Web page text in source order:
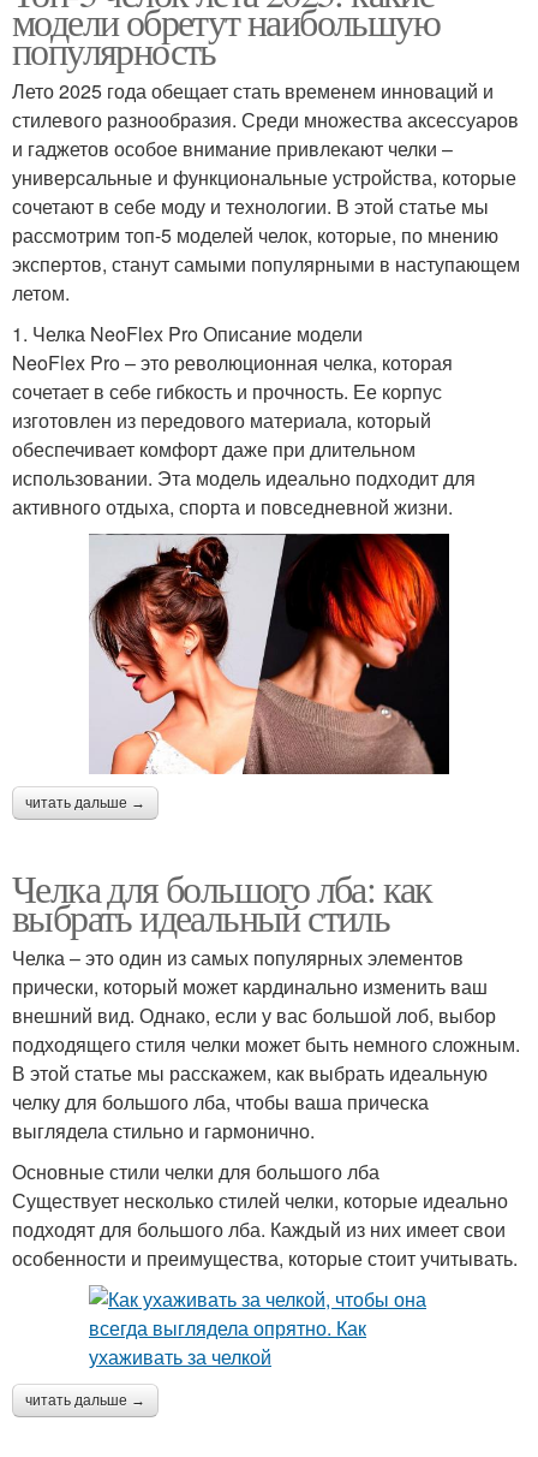
модели обретут наибольшую
популярность
Лето 2025 года обещает стать временем инноваций и
стилевого разнообразия. Среди множества аксессуаров
и гаджетов особое внимание привлекают челки –
универсальные и функциональные устройства, которые
сочетают в себе моду и технологии. В этой статье мы
рассмотрим топ-5 моделей челок, которые, по мнению
экспертов, станут самыми популярными в наступающем
летом.
1. Челка NeoFlex Pro Описание модели
NeoFlex Pro – это революционная челка, которая
сочетает в себе гибкость и прочность. Ее корпус
изготовлен из передового материала, который
обеспечивает комфорт даже при длительном
использовании. Эта модель идеально подходит для
активного отдыха, спорта и повседневной жизни.
читать дальше →
Челка для большого лба: как
выбрать идеальный стиль
Челка – это один из самых популярных элементов
прически, который может кардинально изменить ваш
внешний вид. Однако, если у вас большой лоб, выбор
подходящего стиля челки может быть немного сложным.
В этой статье мы расскажем, как выбрать идеальную
челку для большого лба, чтобы ваша прическа
выглядела стильно и гармонично.
Основные стили челки для большого лба
Существует несколько стилей челки, которые идеально
подходят для большого лба. Каждый из них имеет свои
особенности и преимущества, которые стоит учитывать.
читать дальше →